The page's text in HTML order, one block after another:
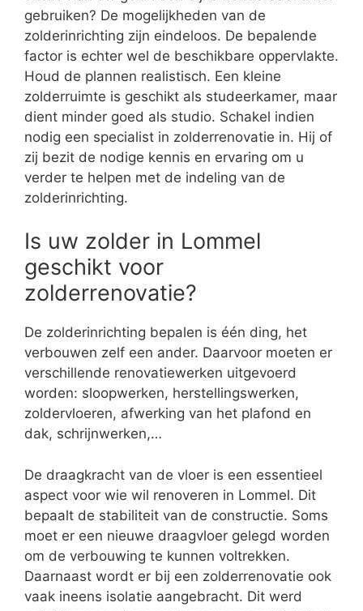
gebruiken? De mogelijkheden van de
zolderinrichting zijn eindeloos. De bepalende
factor is echter wel de beschikbare oppervlakte.
Houd de plannen realistisch. Een kleine
zolderruimte is geschikt als studeerkamer, maar
dient minder goed als studio. Schakel indien
nodig een specialist in zolderrenovatie in. Hij of
zij bezit de nodige kennis en ervaring om u
verder te helpen met de indeling van de
zolderinrichting.
Is uw zolder in Lommel
geschikt voor
zolderrenovatie?
De zolderinrichting bepalen is één ding, het
verbouwen zelf een ander. Daarvoor moeten er
verschillende renovatiewerken uitgevoerd
worden: sloopwerken, herstellingswerken,
zoldervloeren, afwerking van het plafond en
dak, schrijnwerken,…
De draagkracht van de vloer is een essentieel
aspect voor wie wil renoveren in Lommel. Dit
bepaalt de stabiliteit van de constructie. Soms
moet er een nieuwe draagvloer gelegd worden
om de verbouwing te kunnen voltrekken.
Daarnaast wordt er bij een zolderrenovatie ook
vaak ineens isolatie aangebracht. Dit werd